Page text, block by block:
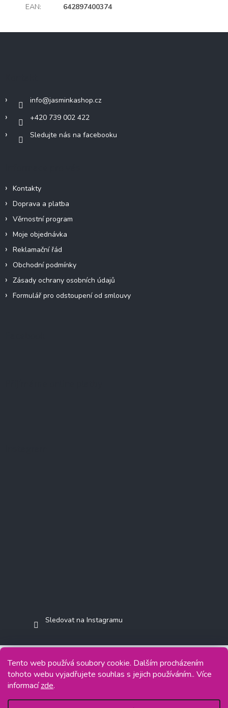
Tento web používá soubory cookie. Dalším procházením
tohoto webu vyjadřujete souhlas s jejich používáním.. Více
informacízde.
EAN: 642897400374
info@jasminkashop.cz
+420 739 002 422
Sledujte nás na facebooku
Kontakty
Doprava a platba
Věrnostní program
Moje objednávka
Reklamační řád
Obchodní podmínky
Zásady ochrany osobních údajů
Formulář pro odstoupení od smlouvy
Sledovat na Instagramu
Copyright 2026Jasminkashop.cz. Všechna práva vyhrazena.